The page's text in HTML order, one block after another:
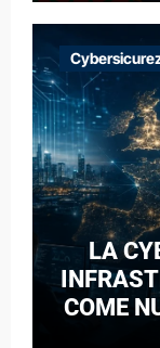
LA
COME